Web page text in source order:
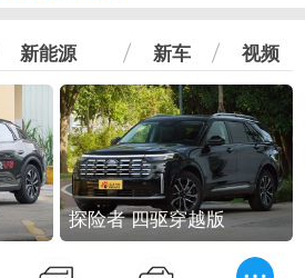
新能源 新车 视频
探险者 四驱穿越版